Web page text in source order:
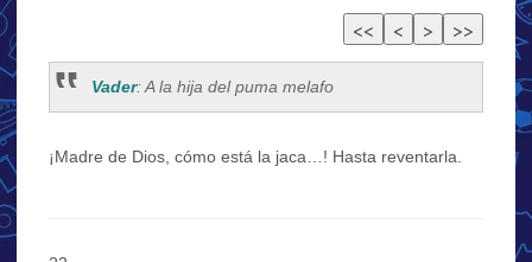
Vader: A la hija del puma melafo
¡Madre de Dios, cómo está la jaca…! Hasta reventarla.